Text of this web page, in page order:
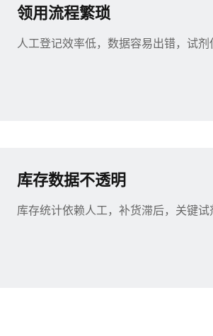
领用流程繁琐
人工登记效率低，数据容易出错，试
库存数据不透明
库存统计依赖人工，补货滞后，关键